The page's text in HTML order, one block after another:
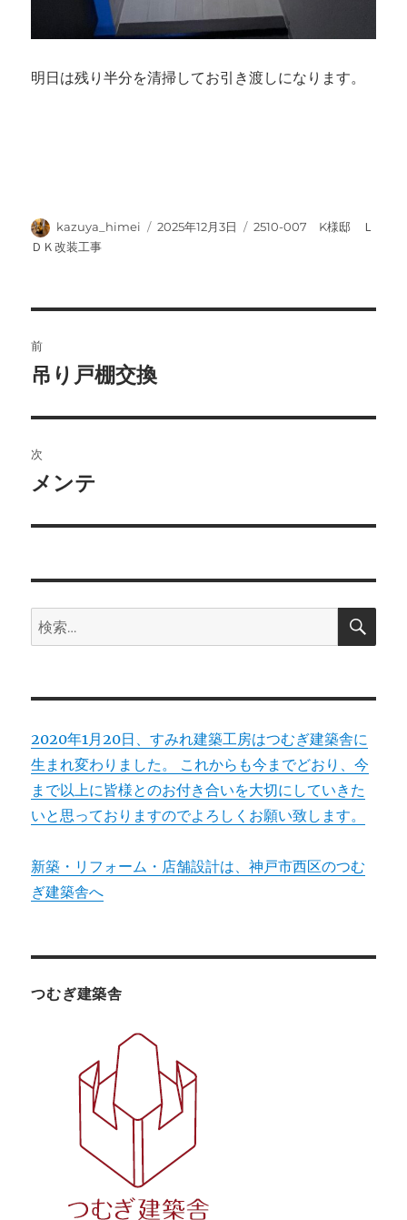
明日は残り半分を清掃してお引き渡しになります。
投
稿
kazuya_himei
投
2025年12月3日
カ
2510-007 K様邸 Ｌ
ＤＫ改装工事
稿
ビ
ゲ
ー
ン
前
前
投
稿:
吊り戸棚交換
次
次
投
メンテ
検
索:
検
2020年1月20日、すみれ建築工房はつむぎ建築舎に
生まれ変わりました。 これからも今までどおり、今
まで以上に皆様とのお付き合いを大切にしていきた
いと思っておりますのでよろしくお願い致します。
新築・リフォーム・店舗設計は、神戸市西区のつむ
ぎ建築舎へ
つむぎ建築舎